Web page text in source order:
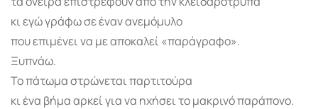
κι εγώ γράφω σε έναν ανεμόμυλο
που επιμένει να με αποκαλεί «παράγραφο».
Ξυπνάω.
Το πάτωμα στρώνεται παρτιτούρα
κι ένα βήμα αρκεί για να ηχήσει το μακρινό παράπονο.